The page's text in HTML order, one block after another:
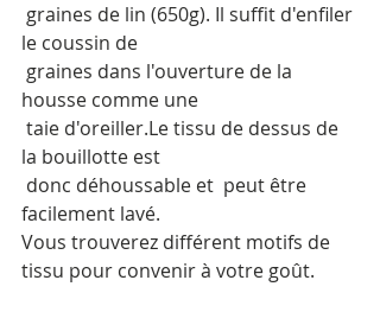
le coussin de
housse comme une
la bouillotte est
facilement lavé.
Vous trouverez différent motifs de
tissu pour convenir à votre goût.